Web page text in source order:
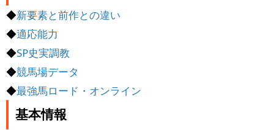
◆新要素と前作との違い
◆適応能力
◆SP史実調教
◆競馬場データ
◆最強馬ロード・オンライン
基本情報